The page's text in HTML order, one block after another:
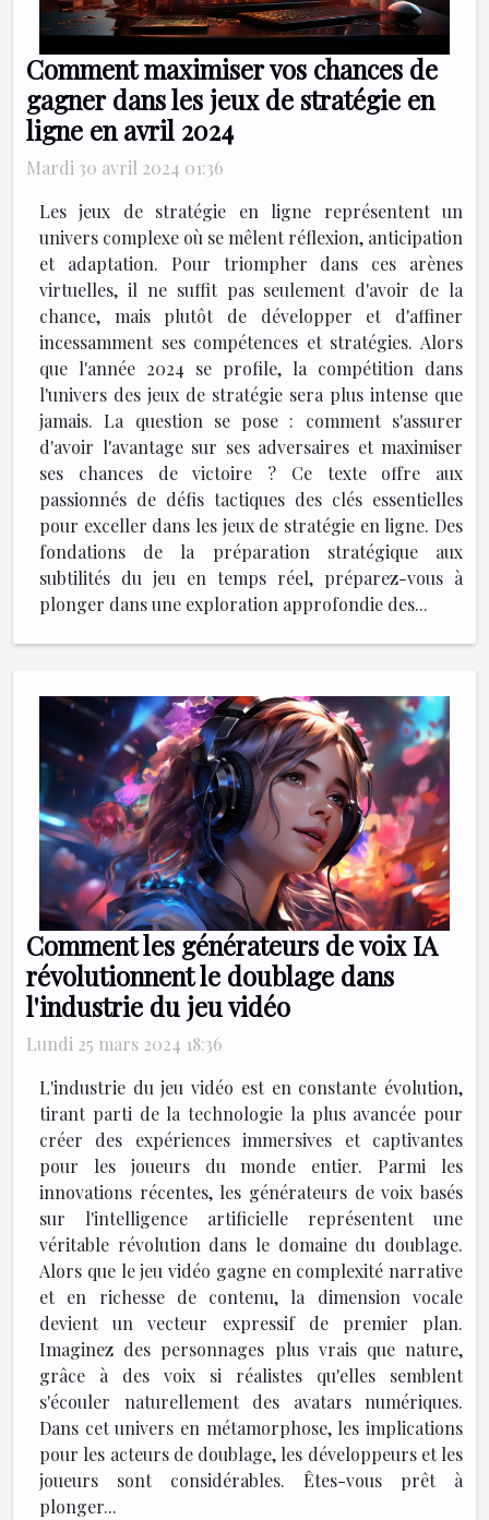
Comment maximiser vos chances de
gagner dans les jeux de stratégie en
ligne en avril 2024
Mardi 30 avril 2024 01:36
Les jeux de stratégie en ligne représentent un
univers complexe où se mêlent réflexion, anticipation
et adaptation. Pour triompher dans ces arènes
virtuelles, il ne suffit pas seulement d'avoir de la
chance, mais plutôt de développer et d'affiner
incessamment ses compétences et stratégies. Alors
que l'année 2024 se profile, la compétition dans
l'univers des jeux de stratégie sera plus intense que
jamais. La question se pose : comment s'assurer
d'avoir l'avantage sur ses adversaires et maximiser
ses chances de victoire ? Ce texte offre aux
passionnés de défis tactiques des clés essentielles
pour exceller dans les jeux de stratégie en ligne. Des
fondations de la préparation stratégique aux
subtilités du jeu en temps réel, préparez-vous à
plonger dans une exploration approfondie des...
Comment les générateurs de voix IA
révolutionnent le doublage dans
l'industrie du jeu vidéo
Lundi 25 mars 2024 18:36
L'industrie du jeu vidéo est en constante évolution,
tirant parti de la technologie la plus avancée pour
créer des expériences immersives et captivantes
pour les joueurs du monde entier. Parmi les
innovations récentes, les générateurs de voix basés
sur l'intelligence artificielle représentent une
véritable révolution dans le domaine du doublage.
Alors que le jeu vidéo gagne en complexité narrative
et en richesse de contenu, la dimension vocale
devient un vecteur expressif de premier plan.
Imaginez des personnages plus vrais que nature,
grâce à des voix si réalistes qu'elles semblent
s'écouler naturellement des avatars numériques.
Dans cet univers en métamorphose, les implications
pour les acteurs de doublage, les développeurs et les
joueurs sont considérables. Êtes-vous prêt à
plonger...